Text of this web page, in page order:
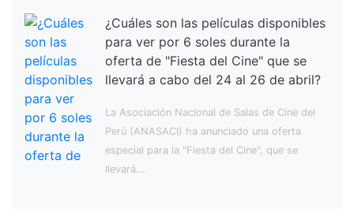
¿Cuáles son las películas disponibles
para ver por 6 soles durante la
oferta de "Fiesta del Cine" que se
llevará a cabo del 24 al 26 de abril?
La Asociación Nacional de Salas de Cine del
Perú (ANASACI) ha anunciado una oferta
especial para la "Fiesta del Cine", que se
llevará...